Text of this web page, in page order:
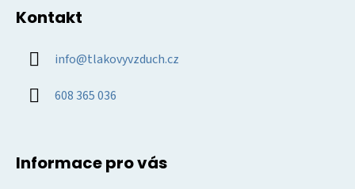
Kontakt
info@tlakovyvzduch.cz
608 365 036
Informace pro vás